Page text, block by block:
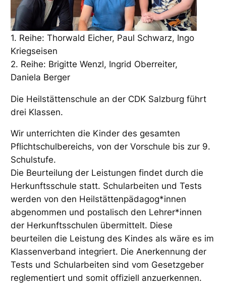
1. Reihe: Thorwald Eicher, Paul Schwarz, Ingo
Kriegseisen
2. Reihe: Brigitte Wenzl, Ingrid Oberreiter,
Daniela Berger
Die Heilstättenschule an der CDK Salzburg führt
drei Klassen.
Wir unterrichten die Kinder des gesamten
Pflichtschulbereichs, von der Vorschule bis zur 9.
Schulstufe.
Die Beurteilung der Leistungen findet durch die
Herkunftsschule statt. Schularbeiten und Tests
werden von den Heilstättenpädagog*innen
abgenommen und postalisch den Lehrer*innen
der Herkunftsschulen übermittelt. Diese
beurteilen die Leistung des Kindes als wäre es im
Klassenverband integriert. Die Anerkennung der
Tests und Schularbeiten sind vom Gesetzgeber
reglementiert und somit offiziell anzuerkennen.